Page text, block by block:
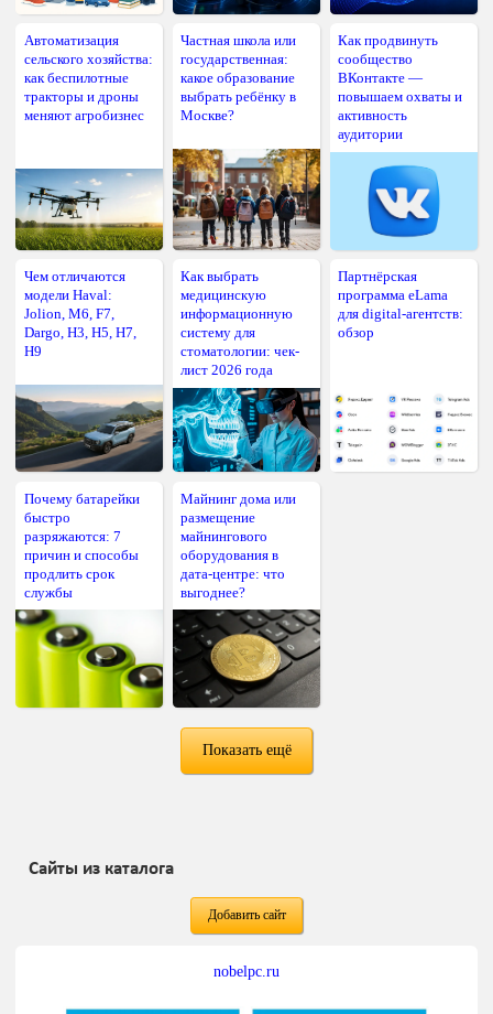
Автоматизация
сельского хозяйства:
как беспилотные
тракторы и дроны
меняют агробизнес
Частная школа или
государственная:
какое образование
выбрать ребёнку в
Москве?
Как продвинуть
сообщество
ВКонтакте —
повышаем охваты и
активность
аудитории
Чем отличаются
модели Haval:
Jolion, M6, F7,
Dargo, H3, H5, H7,
H9
Как выбрать
медицинскую
информационную
систему для
стоматологии: чек-
лист 2026 года
Партнёрская
программа eLama
для digital-агентств:
обзор
Почему батарейки
быстро
разряжаются: 7
причин и способы
продлить срок
службы
Майнинг дома или
размещение
майнингового
оборудования в
дата-центре: что
выгоднее?
Показать ещё
Сайты из каталога
Добавить сайт
nobelpc.ru